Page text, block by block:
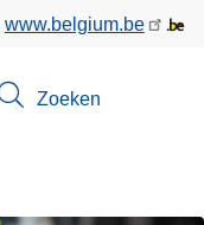
www.belgium.be
Zoeken